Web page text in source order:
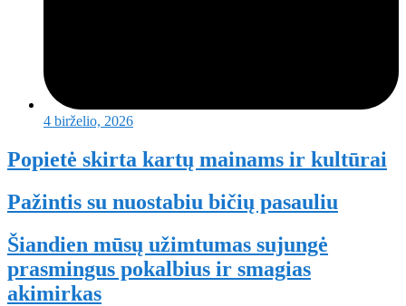
4 birželio, 2026
Popietė skirta kartų mainams ir kultūrai
Pažintis su nuostabiu bičių pasauliu
Šiandien mūsų užimtumas sujungė
prasmingus pokalbius ir smagias
akimirkas